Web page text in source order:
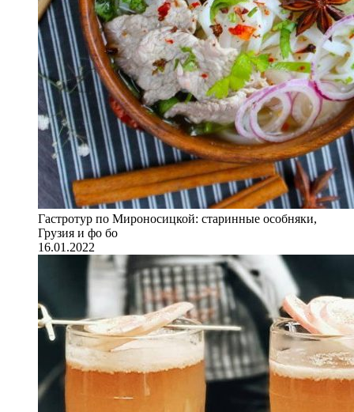
Гастротур по Мироносицкой: старинные особняки,
Грузия и фо бо
16.01.2022